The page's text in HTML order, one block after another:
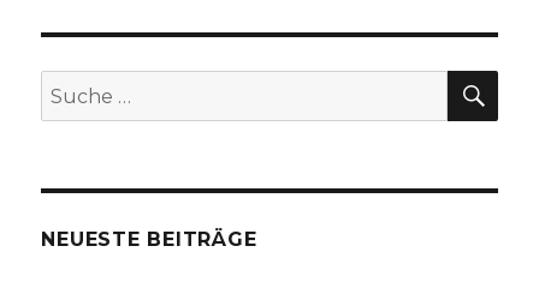
Suche
nach:
NEUESTE BEITRÄGE